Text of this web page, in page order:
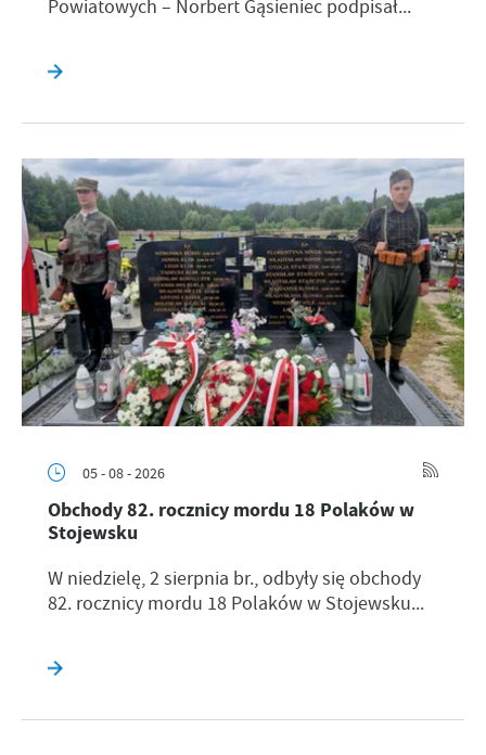
Powiatowych – Norbert Gąsieniec podpisał...
05 - 08 - 2026
Obchody 82. rocznicy mordu 18 Polaków w
Stojewsku
W niedzielę, 2 sierpnia br., odbyły się obchody
82. rocznicy mordu 18 Polaków w Stojewsku...